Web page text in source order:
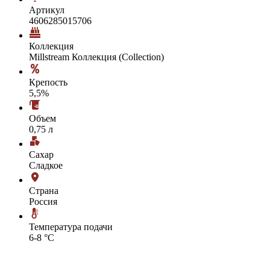
Артикул
4606285015706
Коллекция
Millstream Коллекция (Collection)
Крепость
5,5%
Объем
0,75 л
Сахар
Сладкое
Страна
Россия
Температура подачи
6-8 °С